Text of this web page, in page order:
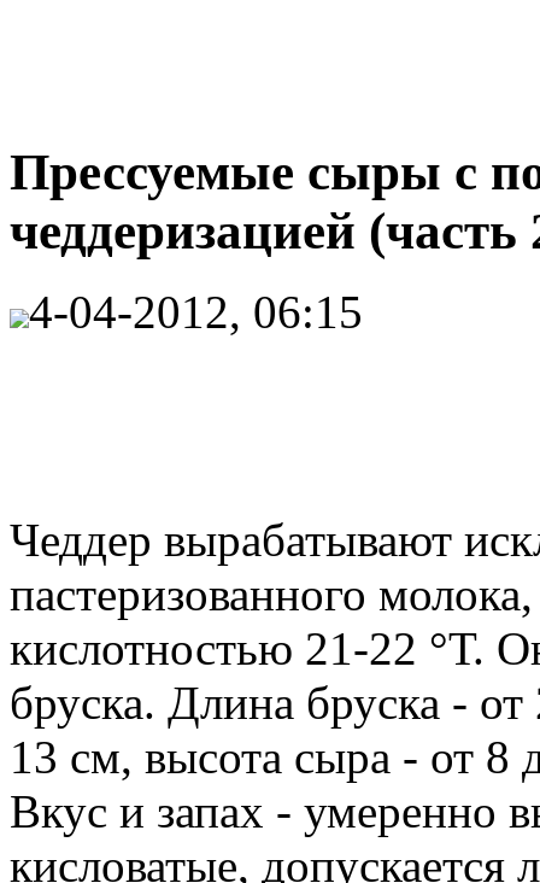
Прессуемые сыры с
чеддеризацией (часть
4-04-2012, 06:15
Чеддер вырабатывают
пастеризованного
кислотностью 21-22 °Т.
бруска. Длина бруска -
13 см, высота сыра - от 8
Вкус и запах - умеренно
кисловатые, допускается